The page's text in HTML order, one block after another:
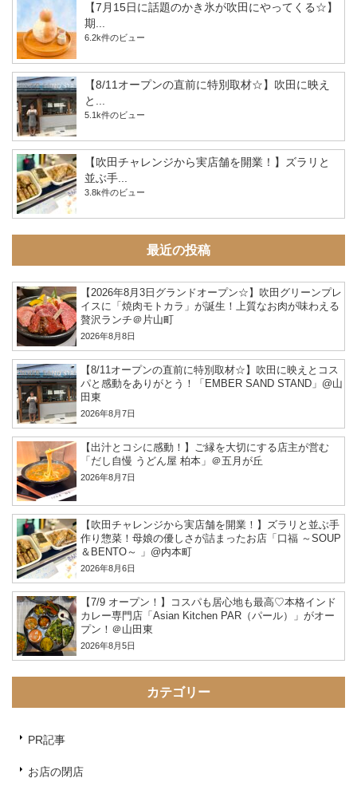
【7月15日に話題のかき氷が吹田にやってくる☆】
期...
6.2k件のビュー
【8/11オープンの直前に特別取材☆】吹田に映え
と...
5.1k件のビュー
【吹田チャレンジから実店舗を開業！】ズラリと
並ぶ手...
3.8k件のビュー
最近の投稿
【2026年8月3日グランドオープン☆】吹田グリーンプレ
イスに「焼肉モトカラ」が誕生！上質なお肉が味わえる
贅沢ランチ＠片山町
2026年8月8日
【8/11オープンの直前に特別取材☆】吹田に映えとコス
パと感動をありがとう！「EMBER SAND STAND」@山
田東
2026年8月7日
【出汁とコシに感動！】ご縁を大切にする店主が営む
「だし自慢 うどん屋 柏本」＠五月が丘
2026年8月7日
【吹田チャレンジから実店舗を開業！】ズラリと並ぶ手
作り惣菜！母娘の優しさが詰まったお店「口福 ～SOUP
＆BENTO～ 」@内本町
2026年8月6日
【7/9 オープン！】コスパも居心地も最高♡本格インド
カレー専門店「Asian Kitchen PAR（パール）」がオー
プン！＠山田東
2026年8月5日
カテゴリー
PR記事
お店の閉店